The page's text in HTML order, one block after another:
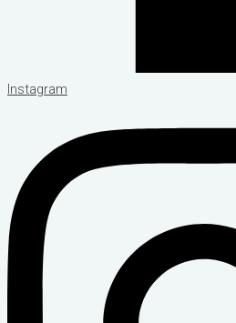
Instagram